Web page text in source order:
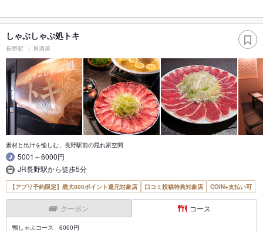
しゃぶしゃぶ処トキ
長野駅 居酒屋
素材と出汁を愉しむ、長野駅前の隠れ家空間
5001～6000円
JR長野駅から徒歩5分
【アプリ予約限定】最大800ポイント還元対象店 口コミ投稿特典対象店 COIN+支払い可
クーポン コース
鴨しゃぶコース 6000円